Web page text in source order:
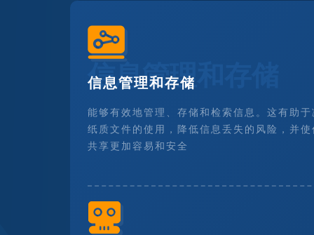
信息管理和存储
信息管理和存储
能够有效地管理、存储和检索信息。这有助于
纸质文件的使用，降低信息丢失的风险，并使
共享更加容易和安全